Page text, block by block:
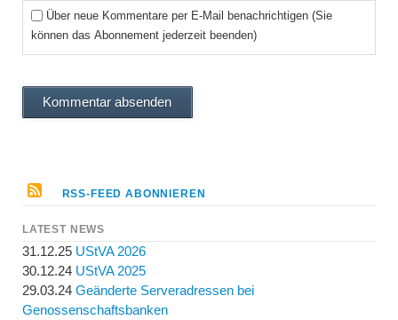
Über neue Kommentare per E-Mail benachrichtigen (Sie
können das Abonnement jederzeit beenden)
Kommentar absenden
RSS-FEED ABONNIEREN
LATEST NEWS
31.12.25 UStVA 2026
30.12.24 UStVA 2025
29.03.24 Geänderte Serveradressen bei
Genossenschaftsbanken